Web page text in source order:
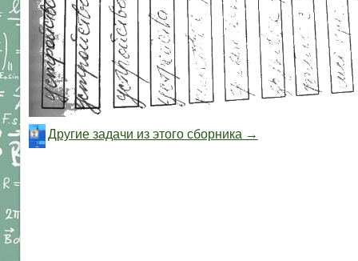
Другие задачи из этого сборника →